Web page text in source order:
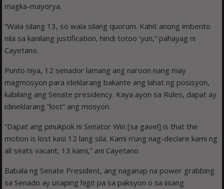
magka-mayorya.
“Wala silang 13, so wala silang quorum. Kahit anong imbento
nila sa kanilang justification, hindi totoo ‘yun,” pahayag ni
Cayetano.
Punto niya, 12 senador lamang ang naroon nang may
magmosyon para ideklarang bakante ang lahat ng posisyon,
kabilang ang Senate presidency. Kaya ayon sa Rules, dapat ay
idineklarang “lost” ang mosyon.
“Dapat ang pinukpok ni Senator Win [sa gavel] is that the
motion is lost kasi 12 lang sila. Kami n’ung nag-declare kami ng
all seats vacant, 13 kami,” ani Cayetano.
Babala ng Senate President, ang naganap na power grabbing
sa Senado ay usaping higit pa sa paksyon o sa iisang